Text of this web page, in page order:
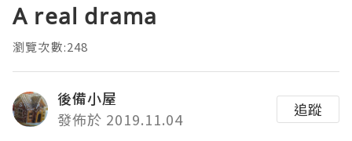
A real drama
瀏覽次數:248
後備小屋
發佈於 2019.11.04
追蹤